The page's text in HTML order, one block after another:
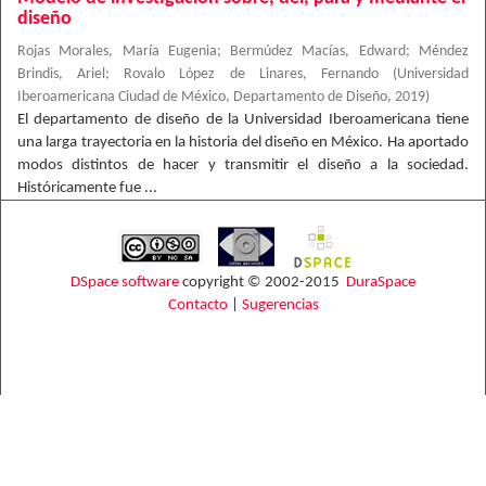
diseño
Rojas Morales, María Eugenia; Bermúdez Macías, Edward;
Méndez
Brindis, Ariel ; Rovalo López de Linares, Fernando (Universidad
Iberoamericana Ciudad de México, Departamento de Diseño, 2019)
El departamento de diseño de la Universidad Iberoamericana tiene
una larga trayectoria en la historia del diseño en México. Ha aportado
modos distintos de hacer y transmitir el diseño a la sociedad.
Históricamente fue ...
DSpace software copyright © 2002-2015 DuraSpace
Contacto| Sugerencias